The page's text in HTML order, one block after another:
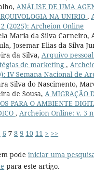
ANÁLISE DE UMA
NA UNIRIO ,
(2025): Archeion Online
Maria da Silva Carneiro,
Josemar Elias da Silva
da Silva, Arquivo
de marketing ,
IV Semana Nacional de
Silva do Nascimento,
de Sousa, A MIGRAÇÃO
PARA O AMBIENTE
, Archeion Online: v. 3
6 7 8 9 10 11 > >>
pode iniciar uma
para este artigo.